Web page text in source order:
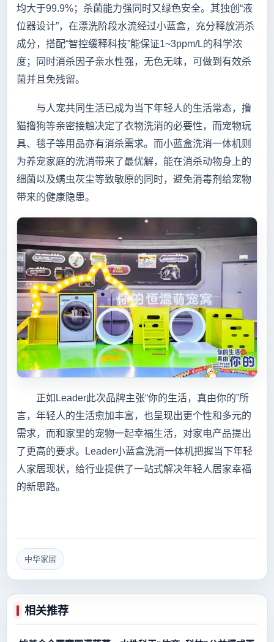
均大于99.9%；杀菌能力强同时又绿色安全。其独创“液
位器设计”，在漂洗阶段水流经过小蓝盒，充分释放消杀
成分，搭配“智控缓释科技”能保证1~3ppm/L的科学浓
度；同时消杀因子亲水性强，无色无味，可做到有效杀
菌并且免残留。
与人宠共同生活已成为当下年轻人的生活常态，撸
猫撸狗等亲密接触决定了衣物洗消的必要性，而宠物玩
具、毯子等用品亦有消杀需求。而小蓝盒洗消一体机则
为养宠家庭的洗消带来了最优解，能在消杀动物身上的
细菌以及螨虫灰尘等致敏原的同时，避免消毒剂给宠物
带来的健康隐患。
正如Leader此次品牌主张“你的生活，真由你的”所
言，年轻人的生活愈加丰富，也呈现出更个性和多元的
需求，而和家里的宠物一起幸福生活，对家电产品提出
了更高的要求。Leader小蓝盒洗消一体机把握当下年轻
人家居现状，给行业提供了一站式解决年轻人居家幸福
的新思路。
中华家居
相关推荐